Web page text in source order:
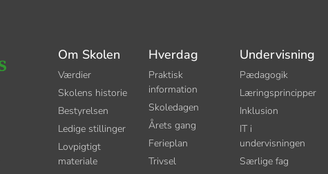
Om Skolen
Værdier
Skolens historie
Bestyrelsen
Ledige stillinger
Lovpigtigt
materiale
Hverdag
Praktisk
information
Skoledagen
Årets gang
Ferieplan
Trivsel
Undervisning
Pædagogik
Læringsprincipper
Inklusion
IT i
undervisningen
Særlige fag